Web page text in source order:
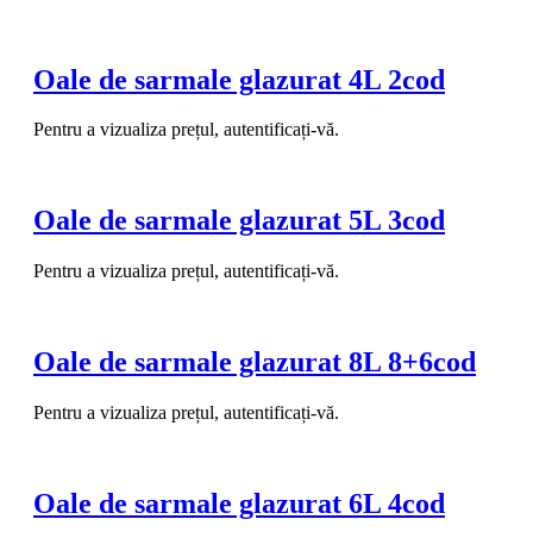
Oale de sarmale glazurat 4L 2cod
Pentru a vizualiza prețul, autentificați-vă.
Oale de sarmale glazurat 5L 3cod
Pentru a vizualiza prețul, autentificați-vă.
Oale de sarmale glazurat 8L 8+6cod
Pentru a vizualiza prețul, autentificați-vă.
Oale de sarmale glazurat 6L 4cod